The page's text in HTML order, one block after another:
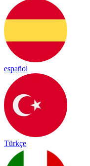
español
Türkçe